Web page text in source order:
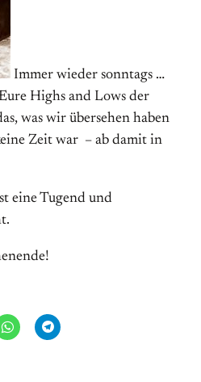
Immer wieder sonntags …
Highs and Lows der
was wir übersehen haben
Zeit war – ab damit in
eine Tugend und